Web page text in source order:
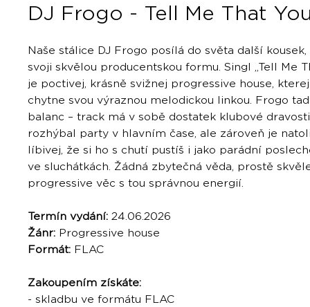
DJ Frogo - Tell Me That
Naše stálice DJ Frogo posílá do světa další
svoji skvělou producentskou formu. Singl „Tell Me
je poctivej, krásně svižnej progressive house,
chytne svou výraznou melodickou linkou. Frogo
balanc – track má v sobě dostatek klubové
rozhýbal party v hlavním čase, ale zároveň je
líbivej, že si ho s chutí pustíš i jako parádní
ve sluchátkách. Žádná zbytečná věda, prostě
progressive věc s tou správnou energií.
Termín vydání: 24.06.2026
Žánr: Progressive house
Formát: FLAC
Zakoupením získáte:
- skladbu ve formátu FLAC